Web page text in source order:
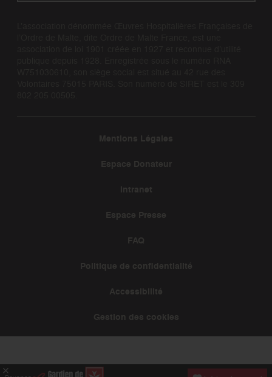
Mentions Légales
Espace Donateur
Intranet
Espace Presse
FAQ
Politique de confidentialité
Accessibilité
Gestion des cookies